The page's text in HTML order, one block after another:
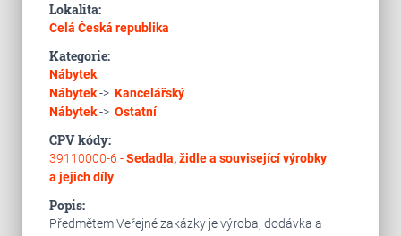
Lokalita:
Celá Česká republika
Kategorie:
Nábytek,
Nábytek-> Kancelářský
Nábytek-> Ostatní
CPV kódy:
39110000-6 -Sedadla, židle a související výrobky
a jejich díly
Popis:
Předmětem Veřejné zakázky je výroba, dodávka a